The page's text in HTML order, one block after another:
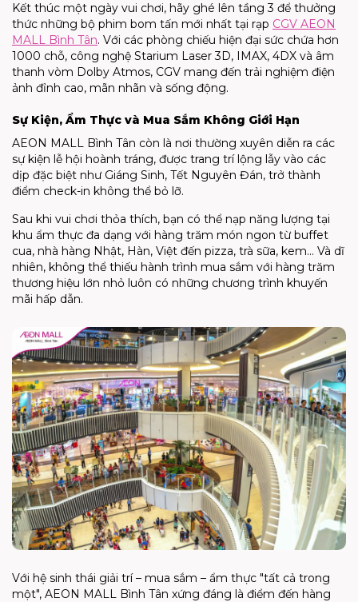
Kết thúc một ngày vui chơi, hãy ghé lên tầng 3 để thưởng
thức những bộ phim bom tấn mới nhất tại rạp CGV AEON
MALL Bình Tân. Với các phòng chiếu hiện đại sức chứa hơn
1000 chỗ, công nghệ Starium Laser 3D, IMAX, 4DX và âm
thanh vòm Dolby Atmos, CGV mang đến trải nghiệm điện
ảnh đỉnh cao, mãn nhãn và sống động.
Sự Kiện, Ẩm Thực và Mua Sắm Không Giới Hạn
AEON MALL Bình Tân còn là nơi thường xuyên diễn ra các
sự kiện lễ hội hoành tráng, được trang trí lộng lẫy vào các
dịp đặc biệt như Giáng Sinh, Tết Nguyên Đán, trở thành
điểm check-in không thể bỏ lỡ.
Sau khi vui chơi thỏa thích, bạn có thể nạp năng lượng tại
khu ẩm thực đa dạng với hàng trăm món ngon từ buffet
cua, nhà hàng Nhật, Hàn, Việt đến pizza, trà sữa, kem... Và dĩ
nhiên, không thể thiếu hành trình mua sắm với hàng trăm
thương hiệu lớn nhỏ luôn có những chương trình khuyến
mãi hấp dẫn.
Với hệ sinh thái giải trí – mua sắm – ẩm thực "tất cả trong
một", AEON MALL Bình Tân xứng đáng là điểm đến hàng